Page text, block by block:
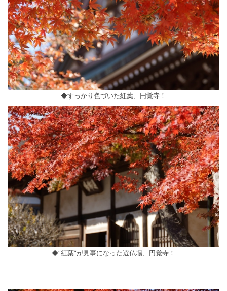
◆すっかり色づいた紅葉、円覚寺！
◆”紅葉”が見事になった選仏場、円覚寺！